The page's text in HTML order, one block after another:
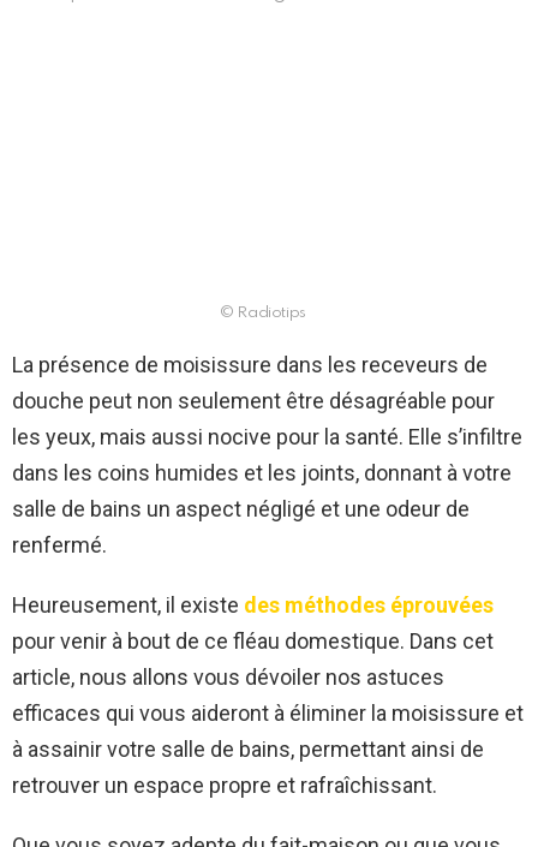
© Radiotips
La présence de moisissure dans les receveurs de
douche peut non seulement être désagréable pour
les yeux, mais aussi nocive pour la santé. Elle s’infiltre
dans les coins humides et les joints, donnant à votre
salle de bains un aspect négligé et une odeur de
renfermé.
Heureusement, il existe des méthodes éprouvées
pour venir à bout de ce fléau domestique. Dans cet
article, nous allons vous dévoiler nos astuces
efficaces qui vous aideront à éliminer la moisissure et
à assainir votre salle de bains, permettant ainsi de
retrouver un espace propre et rafraîchissant.